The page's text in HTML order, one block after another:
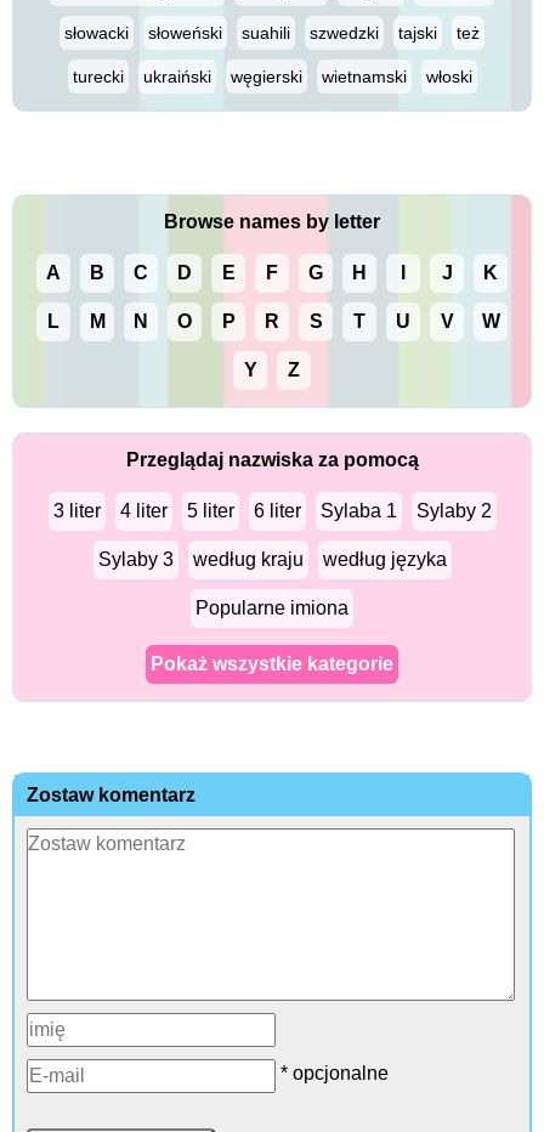
słowacki słoweński suahili szwedzki tajski też
turecki ukraiński węgierski wietnamski włoski
Browse names by letter
A B C D E F G H J K
L M N O P R S T U V W
Y Z
Przeglądaj nazwiska za pomocą
3 liter 4 liter 5 liter 6 liter Sylaba 1 Sylaby 2
Sylaby 3 według kraju według języka
Popularne imiona
Pokaż wszystkie kategorie
Zostaw komentarz
* opcjonalne